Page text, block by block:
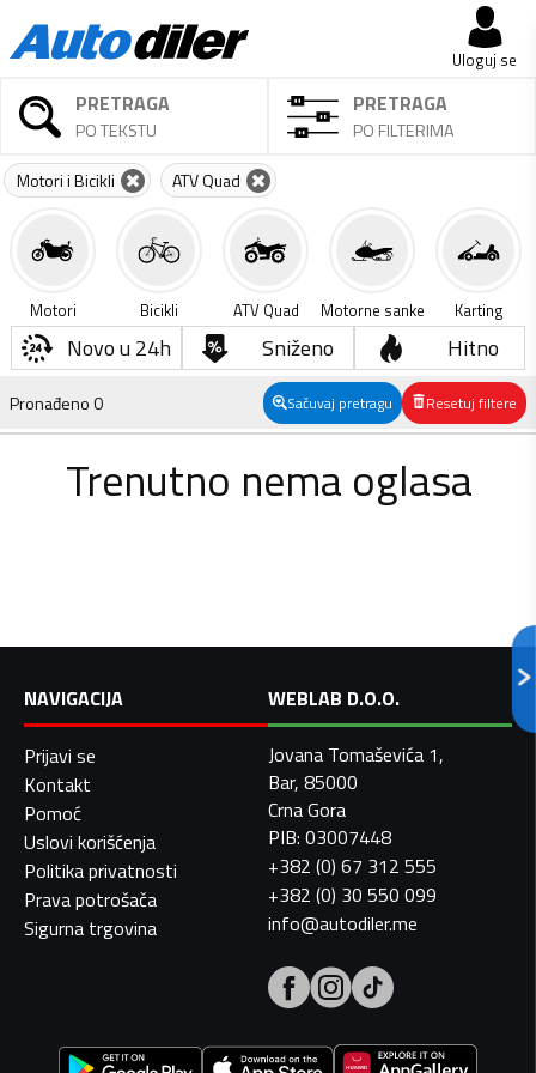
Uloguj se
PRETRAGA
PO TEKSTU
PRETRAGA
PO FILTERIMA
Motori i Bicikli ATV Quad
Motori Bicikli ATV Quad Motorne sanke Karting
Novo u 24h Sniženo Hitno
Pronađeno0 Sačuvaj pretragu Resetuj filtere
Trenutno nema oglasa
NAVIGACIJA
Prijavi se
Kontakt
Pomoć
Uslovi korišćenja
Politika privatnosti
Prava potrošača
Sigurna trgovina
WEBLAB D.O.O.
Jovana Tomaševića 1,
Bar, 85000
Crna Gora
PIB: 03007448
+382 (0) 67 312 555
+382 (0) 30 550 099
info@autodiler.me